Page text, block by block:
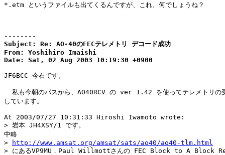
*.etm というファイルも出てくるんですが、これ、何でしょうね？
--------
Subject: Re: AO-40のFECテレメトリ デコード成功
From: Yoshihiro Imaishi
Date: Sat, 02 Aug 2003 10:19:30 +0900
JF6BCC 今石です。
私も今朝のパスから、AO40RCV の ver 1.42 を使ってテレメトリの
しています。
At 2003/07/27 10:31:33 Hiroshi Iwamoto wrote:
> 岩本 JH4XSY/1 です。
中略
>
http://www.amsat.org/amsat/sats/ao40/ao40-tlm.html
> にあるVP9MU，Paul Willmottさんの FEC Block to A Block